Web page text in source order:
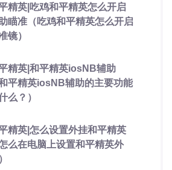
精英|吃鸡和平精英怎么开启
瞄准（吃鸡和平精英怎么开启
镜）
精英|和平精英iosNB辅助
和平精英iosNB辅助的主要功能
么？）
精英|怎么设置外挂和平精英
怎么在电脑上设置和平精英外